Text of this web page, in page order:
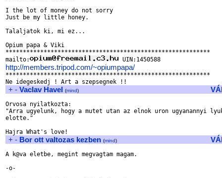
I the lot of money do not sorry
Just be my little honey.
Talaljatok ki, mi ez...
Opium papa & Viki
***********************************************************
mailto:
http://members.tripod.com/~opiumpapa/
***********************************************************
+ - Vaclav Havel (mind)
Orvosa nyilatkozta:
"Arra ugyelunk, hogy a mutet utan az elnok uron ugyanannyi
elotte."
+ - Bor ott valtozas kezben (mind)
A k@va eletbe, megint megvagtam magam.
-o-